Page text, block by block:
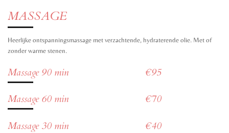
MASSAGE
Heerlijke ontspanningsmassage met verzachtende, hydraterende olie. Met of
zonder warme stenen.
Massage 90 min €95
Massage 60 min €70
Massage 30 min €40